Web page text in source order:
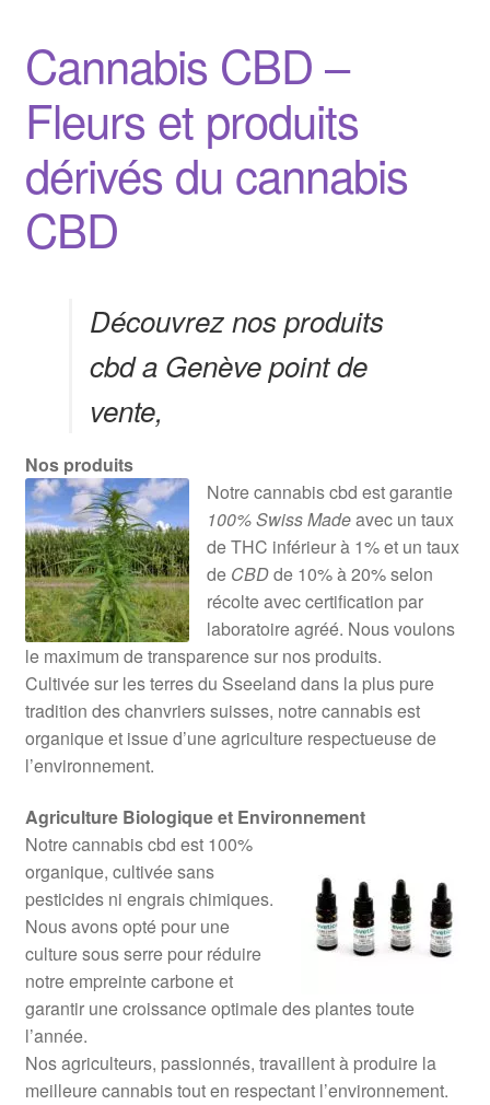
Cannabis CBD –
Fleurs et produits
dérivés du cannabis
CBD
Découvrez nos produits
cbd a Genève point de
vente,
Nos produits
Notre cannabis cbd est garantie
100% Swiss Madeavec un taux
de THC inférieur à 1% et un taux
deCBDde 10% à 20% selon
récolte avec certification par
laboratoire agréé. Nous voulons
le maximum de transparence sur nos produits.
Cultivée sur les terres du Sseeland dans la plus pure
tradition des chanvriers suisses, notre cannabis est
organique et issue d’une agriculture respectueuse de
l’environnement.
Agriculture Biologique et Environnement
Notre cannabis cbd est 100%
organique, cultivée sans
pesticides ni engrais chimiques.
Nous avons opté pour une
culture sous serre pour réduire
notre empreinte carbone et
garantir une croissance optimale des plantes toute
l’année.
Nos agriculteurs, passionnés, travaillent à produire la
meilleure cannabis tout en respectant l’environnement.